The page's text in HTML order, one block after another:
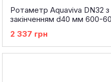
Ротаметр Aquaviva DN32
закінченням d40 мм 600-
2 337 грн